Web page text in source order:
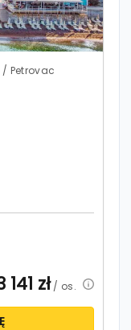
Petrovac
141 zł/ os.